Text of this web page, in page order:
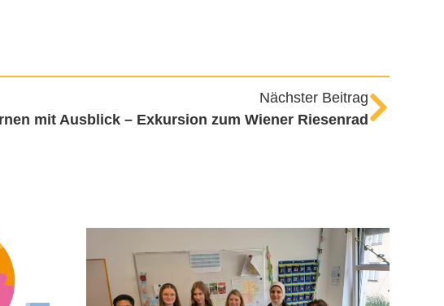
Nächster Beitrag
mit Ausblick – Exkursion zum Wiener Riesenrad